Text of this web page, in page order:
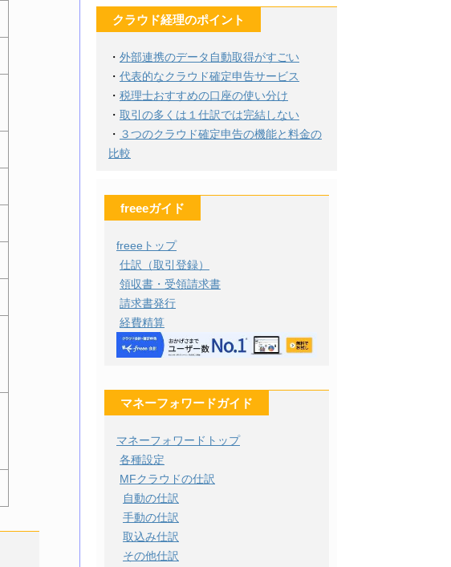
クラウド経理のポイント
・ 外部連携のデータ自動取得がすごい
・ 代表的なクラウド確定申告サービス
・ 税理士おすすめの口座の使い分け
・ 取引の多くは１仕訳では完結しない
・ ３つのクラウド確定申告の機能と料金の
比較
freeeガイド
freeeトップ
仕訳（取引登録）
領収書・受領請求書
請求書発行
経費精算
マネーフォワードガイド
マネーフォワードトップ
各種設定
MFクラウドの仕訳
自動の仕訳
手動の仕訳
取込み仕訳
その他仕訳